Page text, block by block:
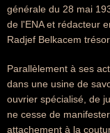
générale du 28 mai
de l'ENA et rédacteur
Radjef Belkacem
Parallèlement à ses
dans une usine de
ouvrier spécialisé, de
ne cesse de
attachement à la